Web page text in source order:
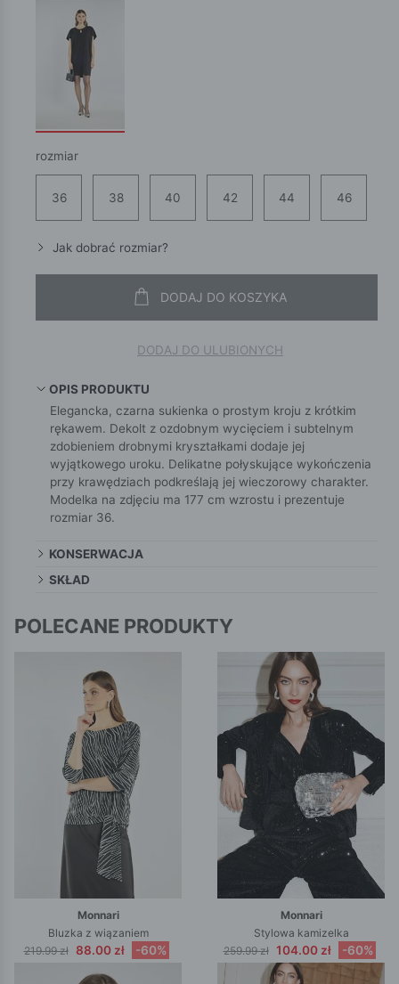
rozmiar
36 38 40 42 44 46
Jak dobrać rozmiar?
DODAJ DO KOSZYKA
DODAJ DO ULUBIONYCH
OPIS PRODUKTU
Elegancka, czarna sukienka o prostym kroju z krótkim
rękawem. Dekolt z ozdobnym wycięciem i subtelnym
zdobieniem drobnymi kryształkami dodaje jej
wyjątkowego uroku. Delikatne połyskujące wykończenia
przy krawędziach podkreślają jej wieczorowy charakter.
Modelka na zdjęciu ma 177 cm wzrostu i prezentuje
rozmiar 36.
KONSERWACJA
SKŁAD
POLECANE PRODUKTY
Monnari
Bluzka z wiązaniem
219.99 zł 88.00 zł -60%
Monnari
Stylowa kamizelka
259.99 zł 104.00 zł -60%